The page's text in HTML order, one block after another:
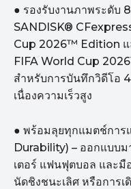
● รองรับงานภาพระดับ
SANDISK®
Cup 2026™ Edition แ
FIFA World Cup
สำหรับการบันทึกวิดีโอ
เนื่องความเร็วสูง
● พร้อมลุยทุกแมตช์กา
Durability) – ออกแบบม
เตอร์ แฟนฟุตบอล และมื
นัดชิงชนะเลิศ หรือการ